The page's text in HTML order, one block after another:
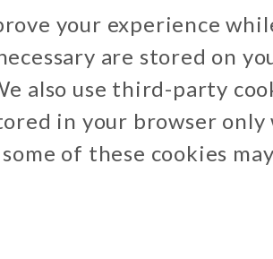
your experience
are stored on
also use third-party
in your browser
of these cookies